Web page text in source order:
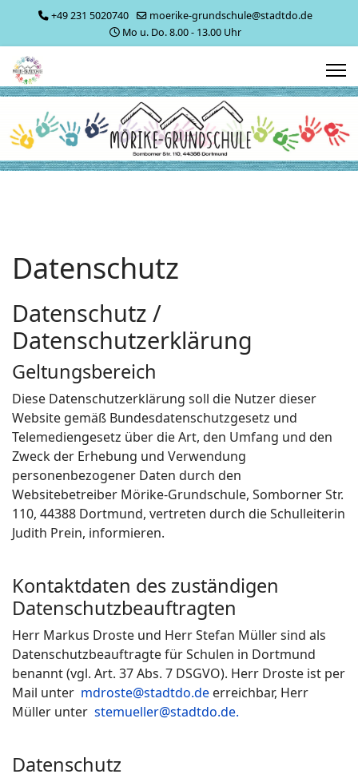
+49 231 5020740
moerike-grundschule@stadtdo.de
Mo u. Do. 8.00 - 13.00 Uhr
Datenschutz
Datenschutz /
Datenschutzerklärung
Geltungsbereich
Diese Datenschutzerklärung soll die Nutzer dieser
Website gemäß Bundesdatenschutzgesetz und
Telemediengesetz über die Art, den Umfang und den
Zweck der Erhebung und Verwendung
personenbezogener Daten durch den
Websitebetreiber Mörike-Grundschule, Somborner Str.
110, 44388 Dortmund, vertreten durch die Schulleiterin
Judith Prein, informieren.
Kontaktdaten des zuständigen
Datenschutzbeauftragten
Herr Markus Droste und Herr Stefan Müller sind als
Datenschutzbeauftragte für Schulen in Dortmund
benannt (vgl. Art. 37 Abs. 7 DSGVO). Herr Droste ist per
Mail unter mdroste@stadtdo.de erreichbar, Herr
Müller unter stemueller@stadtdo.de.
Datenschutz